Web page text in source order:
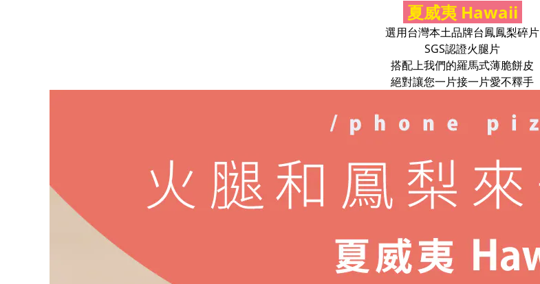
夏威夷 Hawaii
選用台灣本土品牌台鳳鳳梨碎片
SGS認證火腿片
搭配上我們的羅馬式薄脆餅皮
絕對讓您一片接一片愛不釋手